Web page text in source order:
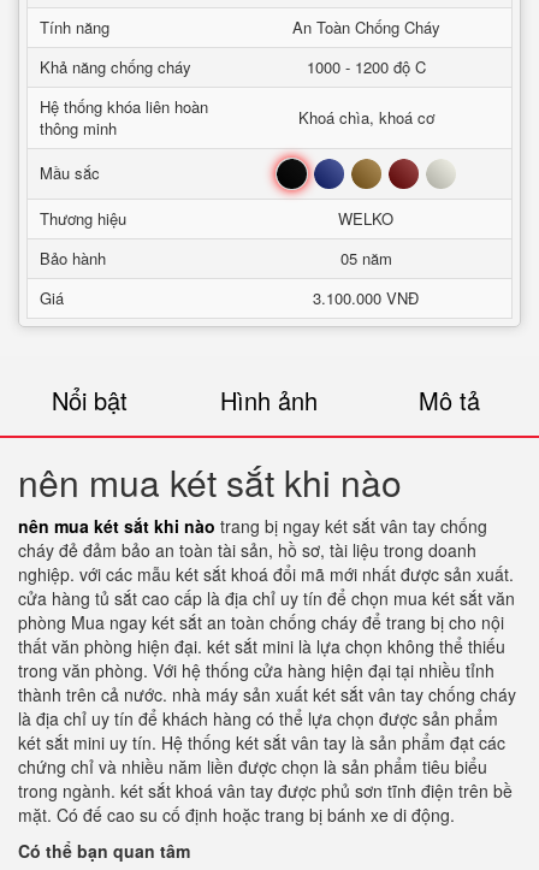
Tính năng
An Toàn Chống Cháy
Khả năng chống cháy
1000 - 1200 độ C
Hệ thống khóa liên hoàn
thông minh
Khoá chìa, khoá cơ
Mầu sắc Đen Xanh Nâu Đỏ Trắng
Thương hiệu
WELKO
Bảo hành
05 năm
Giá
3.100.000 VNĐ
Nổi bật Hình ảnh Mô tả
nên mua két sắt khi nào
nên mua két sắt khi nào trang bị ngay két sắt vân tay chống
cháy đẻ đảm bảo an toàn tài sản, hồ sơ, tài liệu trong doanh
nghiệp. với các mẫu két sắt khoá đổi mã mới nhất được sản xuất.
cửa hàng tủ sắt cao cấp là địa chỉ uy tín để chọn mua két sắt văn
phòng Mua ngay két sắt an toàn chống cháy để trang bị cho nội
thất văn phòng hiện đại. két sắt mini là lựa chọn không thể thiếu
trong văn phòng. Với hệ thống cửa hàng hiện đại tại nhiều tỉnh
thành trên cả nước. nhà máy sản xuất két sắt vân tay chống cháy
là địa chỉ uy tín để khách hàng có thể lựa chọn được sản phẩm
két sắt mini uy tín. Hệ thống két sắt vân tay là sản phẩm đạt các
chứng chỉ và nhiều năm liền được chọn là sản phẩm tiêu biểu
trong ngành. két sắt khoá vân tay được phủ sơn tĩnh điện trên bề
mặt. Có đế cao su cố định hoặc trang bị bánh xe di động.
Có thể bạn quan tâm